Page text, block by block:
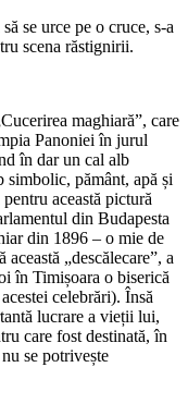
se urce pe o cruce, s-a
scena răstignirii.
maghiară”, care
Panoniei în jurul
în dar un cal alb
simbolic, pământ, apă și
această pictură
din Budapesta
din 1896 – o mie de
„descălecare”, a
în Timișoara o biserică
celebrări). Însă
lucrare a vieții lui,
care fost destinată, în
se potrivește